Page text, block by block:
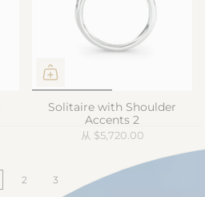
Solitaire with Shoulder
Accents 2
从 $5,720.00
2 3